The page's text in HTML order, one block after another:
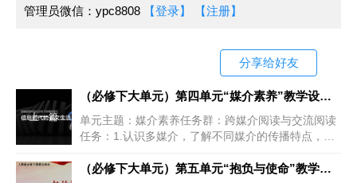
管理员微信：ypc8808
【登录】 【注册】
分享给好友
上一篇
（必修下大单元）第四单元“媒介素养”教学设计+配套课件
单元主题：媒介素养任务群：跨媒介阅读与交流阅读
任务：1.认识多媒介，了解不同媒介的传播特点，分
莠。写作任务：1、撰写跨媒介宣传推
（必修下大单元）第五单元“抱负与使命”教学设计+配套课件